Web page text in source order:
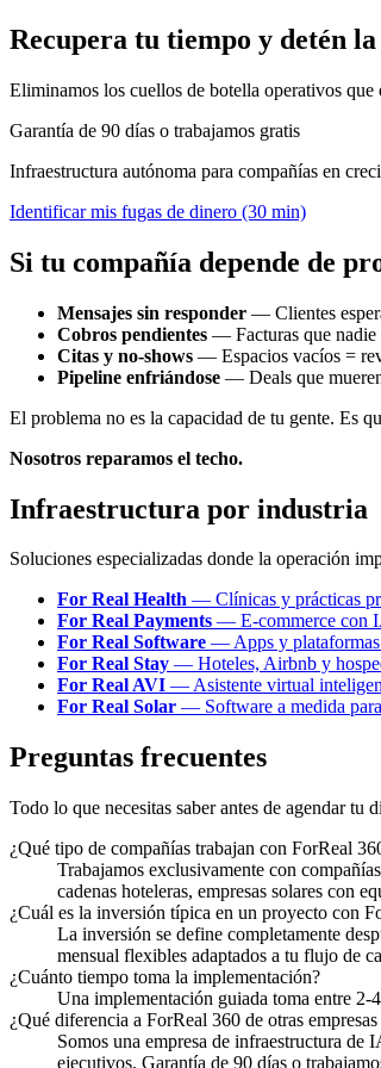
Recupera tu tiempo y detén
Eliminamos los cuellos de botella operativos que
Garantía de 90 días o trabajamos gratis
Infraestructura autónoma para compañías en
Identificar mis fugas de dinero (30 min)
Si tu compañía depende de
Mensajes sin responder — Clientes
Cobros pendientes — Facturas que nadie
Citas y no-shows — Espacios vacíos =
Pipeline enfriándose — Deals que
El problema no es la capacidad de tu gente. Es
Nosotros reparamos el techo.
Infraestructura por industria
Soluciones especializadas donde la operación
For Real Health — Clínicas y prácticas
For Real Payments — E-commerce con
For Real Software — Apps y plataformas
For Real Stay — Hoteles, Airbnb y
For Real AVI — Asistente virtual
For Real Solar — Software a medida
Preguntas frecuentes
Todo lo que necesitas saber antes de agendar tu
¿Qué tipo de compañías trabajan con ForReal
Trabajamos exclusivamente con
cadenas hoteleras, empresas solares con
¿Cuál es la inversión típica en un proyecto con
La inversión se define completamente
mensual flexibles adaptados a tu flujo de
¿Cuánto tiempo toma la implementación?
Una implementación guiada toma entre 2-
¿Qué diferencia a ForReal 360 de otras
Somos una empresa de infraestructura de
ejecutivos. Garantía de 90 días o